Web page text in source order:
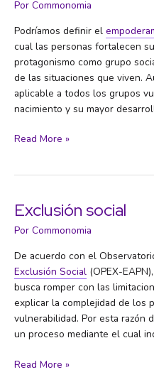
Por Commonomia
Podríamos definir el
cual las personas fortalecen
protagonismo como grupo
de las situaciones que viven.
aplicable a todos los grupos
nacimiento y su mayor
Empoderamiento
Read More »
Exclusión social
Por Commonomia
De acuerdo con el
Exclusión Social (OPEX-
busca romper con las
explicar la complejidad de los
vulnerabilidad. Por esta razón
un proceso mediante el cual
Exclusión
Read More »